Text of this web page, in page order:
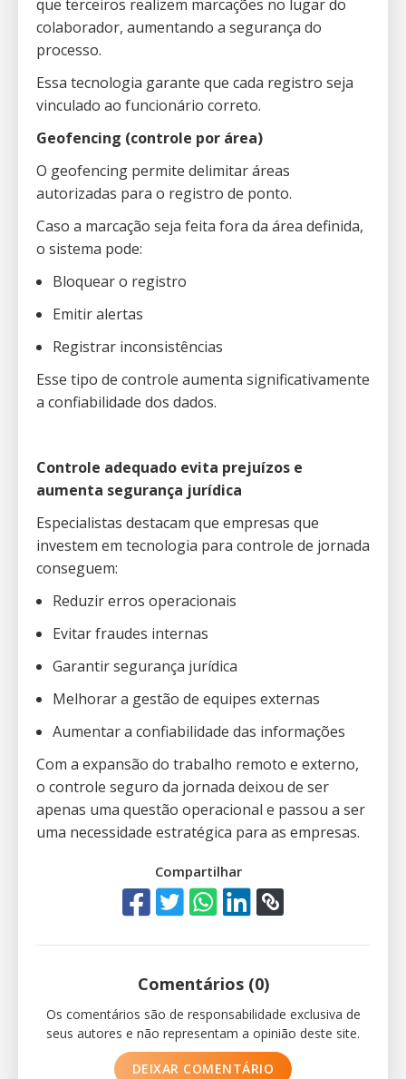
que terceiros realizem marcações no lugar do
colaborador, aumentando a segurança do
processo.
Essa tecnologia garante que cada registro seja
vinculado ao funcionário correto.
Geofencing (controle por área)
O geofencing permite delimitar áreas
autorizadas para o registro de ponto.
Caso a marcação seja feita fora da área definida,
o sistema pode:
Bloquear o registro
Emitir alertas
Registrar inconsistências
Esse tipo de controle aumenta significativamente
a confiabilidade dos dados.
Controle adequado evita prejuízos e
aumenta segurança jurídica
Especialistas destacam que empresas que
investem em tecnologia para controle de jornada
conseguem:
Reduzir erros operacionais
Evitar fraudes internas
Garantir segurança jurídica
Melhorar a gestão de equipes externas
Aumentar a confiabilidade das informações
Com a expansão do trabalho remoto e externo,
o controle seguro da jornada deixou de ser
apenas uma questão operacional e passou a ser
uma necessidade estratégica para as empresas.
Compartilhar
Comentários (0)
Os comentários são de responsabilidade exclusiva de
seus autores e não representam a opinião deste site.
DEIXAR COMENTÁRIO